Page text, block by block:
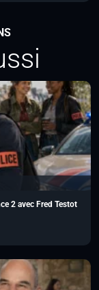
2 avec Fred Testot